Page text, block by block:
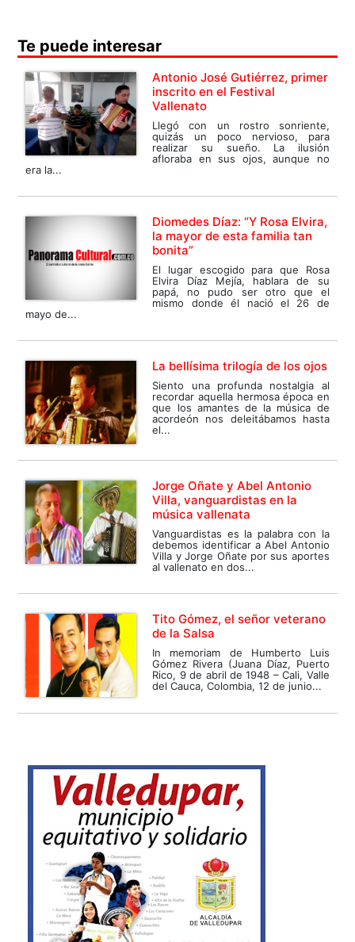
Te puede interesar
Antonio José Gutiérrez, primer
inscrito en el Festival
Vallenato
Llegó con un rostro sonriente,
quizás un poco nervioso, para
realizar su sueño. La ilusión
afloraba en sus ojos, aunque no
era la...
Diomedes Díaz: “Y Rosa Elvira,
la mayor de esta familia tan
bonita”
El lugar escogido para que Rosa
Elvira Díaz Mejía, hablara de su
papá, no pudo ser otro que el
mismo donde él nació el 26 de
mayo de...
La bellísima trilogía de los ojos
Siento una profunda nostalgia al
recordar aquella hermosa época en
que los amantes de la música de
acordeón nos deleitábamos hasta
el...
Jorge Oñate y Abel Antonio
Villa, vanguardistas en la
música vallenata
Vanguardistas es la palabra con la
debemos identificar a Abel Antonio
Villa y Jorge Oñate por sus aportes
al vallenato en dos...
Tito Gómez, el señor veterano
de la Salsa
In memoriam de Humberto Luis
Gómez Rivera (Juana Díaz, Puerto
Rico, 9 de abril de 1948 – Cali, Valle
del Cauca, Colombia, 12 de junio...